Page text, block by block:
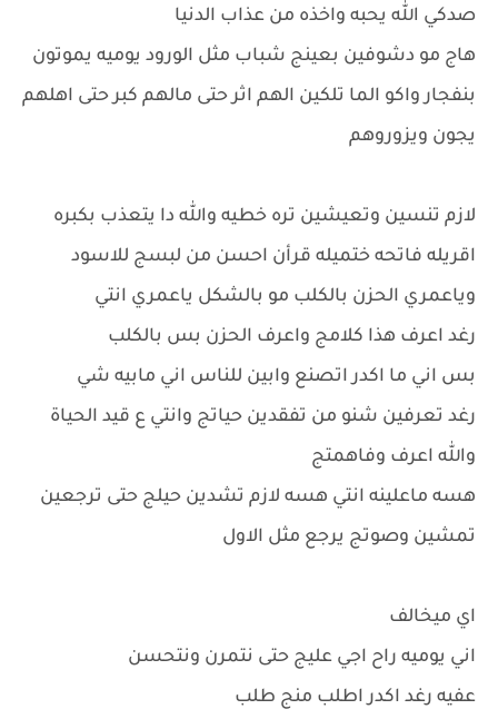
صدكي الله يحبه واخذه من عذاب الدنيا
هاج مو دشوفين بعينج شباب مثل الورود يوميه يموتون
بنفجار واكو الما تلكين الهم اثر حتى مالهم كبر حتى اهلهم
يجون ويزوروهم
لازم تنسين وتعيشين تره خطيه والله دا يتعذب بكبره
اقريله فاتحه ختميله قرأن احسن من لبسج للاسود
وياعمري الحزن بالكلب مو بالشكل ياعمري انتي
رغد اعرف هذا كلامج واعرف الحزن بس بالكلب
بس اني ما اكدر اتصنع وابين للناس اني مابيه شي
رغد تعرفين شنو من تفقدين حياتج وانتي ع قيد الحياة
والله اعرف وفاهمتج
هسه ماعلينه انتي هسه لازم تشدين حيلج حتى ترجعين
تمشين وصوتج يرجع مثل الاول
اي ميخالف
اني يوميه راح اجي عليج حتى نتمرن ونتحسن
عفيه رغد اكدر اطلب منج طلب